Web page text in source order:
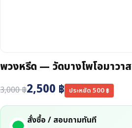
พวงหรีด — วัดบางโพโอมาวาส
3,000฿2,500 ฿ ประหยัด 500 ฿
สั่งซื้อ / สอบถามทันที